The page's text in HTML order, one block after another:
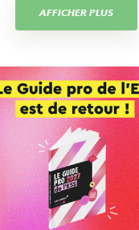
AFFICHER PLUS